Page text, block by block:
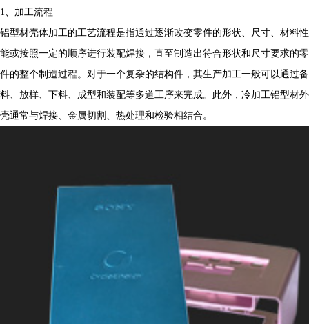
1、加工流程
铝型材壳体加工的工艺流程是指通过逐渐改变零件的形状、尺寸、材料性
能或按照一定的顺序进行装配焊接，直至制造出符合形状和尺寸要求的零
件的整个制造过程。对于一个复杂的结构件，其生产加工一般可以通过备
料、放样、下料、成型和装配等多道工序来完成。此外，冷加工铝型材外
壳通常与焊接、金属切割、热处理和检验相结合。